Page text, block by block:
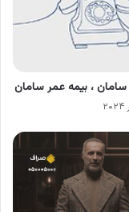
سامان ، بیمه عمر سامان